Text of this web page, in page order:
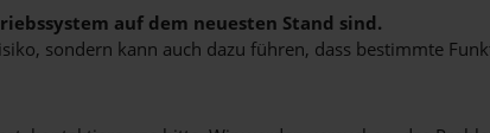
auf dem neuesten Stand sind.
sondern kann auch dazu führen, dass bestimmte